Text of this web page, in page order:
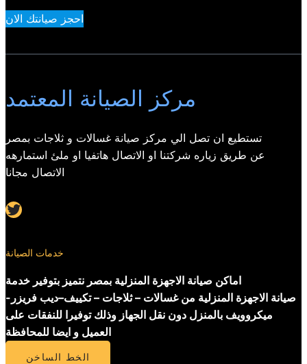
احجز صيانتك الان
مركز الصيانة المعتمد
تستطيع ان تصل الي مركز صيانة غسالات و ثلاجات بمصر
عن طريق زياره شركتنا او الاتصال هاتفيا او ملئ استمارهه
الاتصال مجانا
Twitter
خدمات الصيانة
اماكن صيانة الاجهزة المنزلية بمصر نتميز بتوفير خدمة
صيانة الاجهزة المنزلية من غسالات – ثلاجات – تكييف–ديب فريزر-
ميكروويف بالمنزل دون نقل الجهاز وذلك توفيرا للنفقات على
العميل و ايضا للمحافظة
الخط الساخن